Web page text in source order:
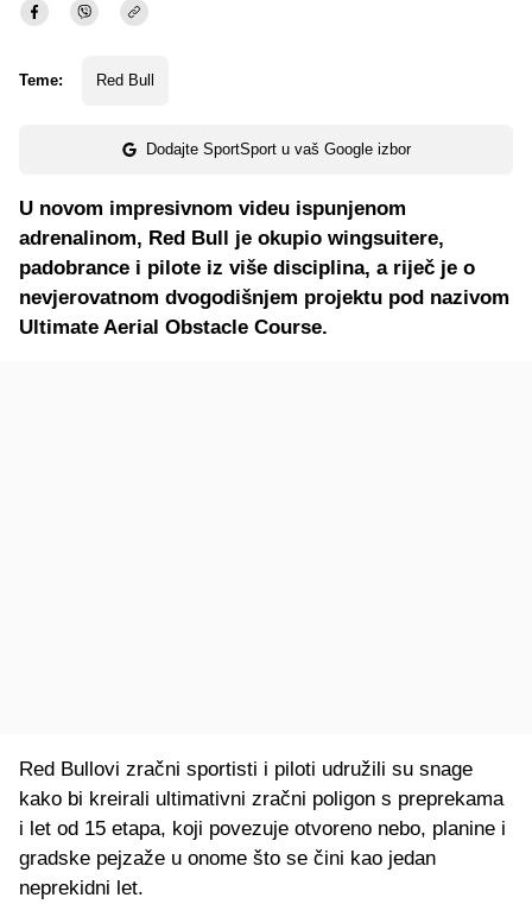
Teme: Red Bull
Dodajte SportSport u vaš Google izbor
U novom impresivnom videu ispunjenom
adrenalinom, Red Bull je okupio wingsuitere,
padobrance i pilote iz više disciplina, a riječ je o
nevjerovatnom dvogodišnjem projektu pod nazivom
Ultimate Aerial Obstacle Course.
Red Bullovi zračni sportisti i piloti udružili su snage
kako bi kreirali ultimativni zračni poligon s preprekama
i let od 15 etapa, koji povezuje otvoreno nebo, planine i
gradske pejzaže u onome što se čini kao jedan
neprekidni let.